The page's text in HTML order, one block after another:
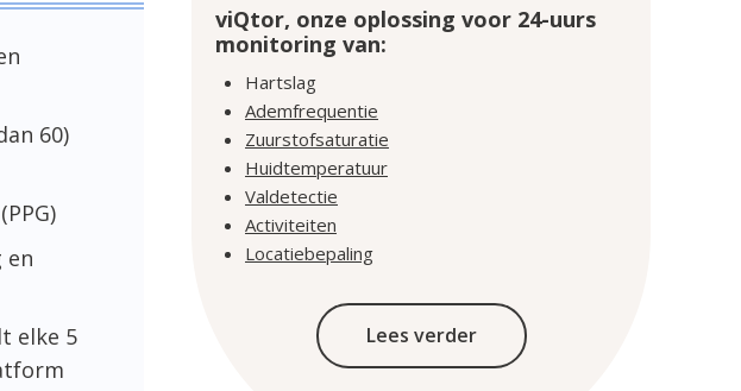
60)
en
elke 5
viQtor, onze oplossing voor 24-uurs
monitoring van:
Hartslag
Ademfrequentie
Zuurstofsaturatie
Huidtemperatuur
Valdetectie
Activiteiten
Locatiebepaling
Lees verder